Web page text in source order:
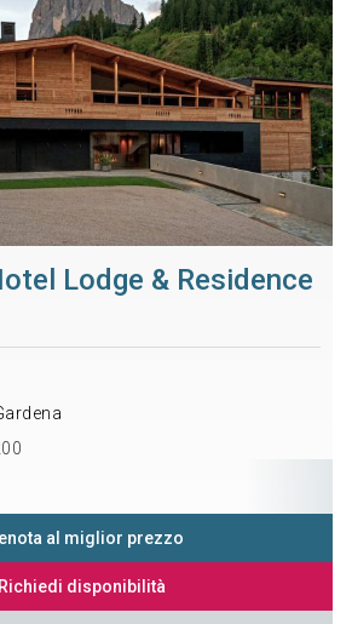
Lodge & Residence
al miglior prezzo
Richiedi disponibilità